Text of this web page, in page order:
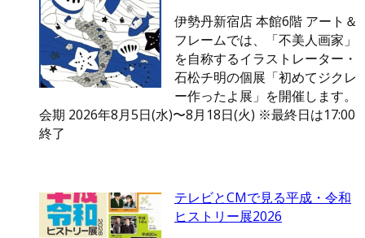
伊勢丹新宿店 本館6階 アート＆
フレームでは、「不美人画家」
を自称するイラストレーター・
石松チ明の個展「初めてジクレ
ー作ったよ展」を開催します。
会期 2026年8月5日(水)〜8月18日(火) ※最終日は17:00
終了
テレビとCMで見る平成・令和
ヒストリー展2026